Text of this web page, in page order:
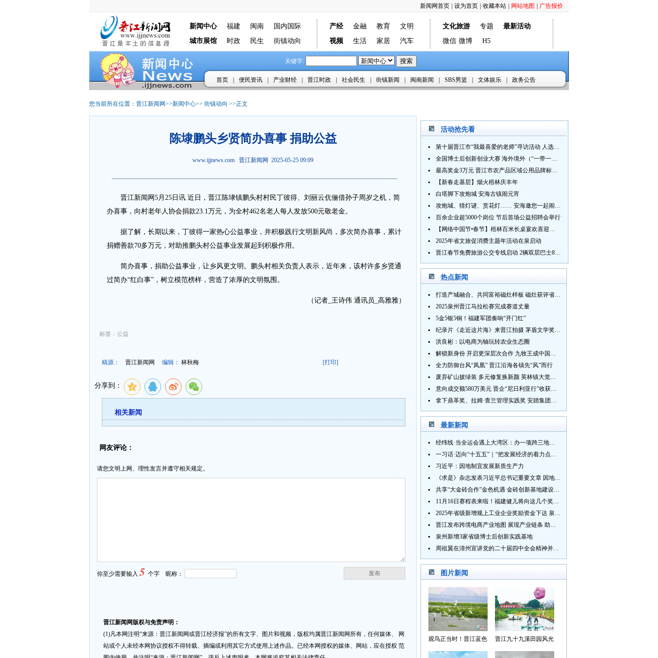
广告报价
网站地图
收藏本站
设为首页
新闻网首页
新闻中心 福建 闽南
国内国际
城市展馆
时政 民生 街镇动向
产经 金融 教育
文明
视频
生活 家居 汽车
文化旅游 专题
最新活动
微信 微博 H5
关键字:
首页 便民资讯 产业财经 晋江时政 社会民生 街镇新闻 闽南新闻 SBS男篮 文体娱乐 政务公告
您当前所在位置： 晋江新闻网>>新闻中心>> 街镇动向 >>正文
陈埭鹏头乡贤简办喜事 捐助公益
www.ijjnews.com 晋江新闻网 2025-05-25 09:09
晋江新闻网5月25日讯 近日，晋江陈埭镇鹏头村村民丁彼得、刘丽云伉俪借孙子周岁之机，简
办喜事，向村老年人协会捐款23.1万元，为全村462名老人每人发放500元敬老金。
据了解，长期以来，丁彼得一家热心公益事业，并积极践行文明新风尚，多次简办喜事，累计
捐赠善款70多万元，对助推鹏头村公益事业发展起到积极作用。
简办喜事，捐助公益事业，让乡风更文明。鹏头村相关负责人表示，近年来，该村许多乡贤通
过简办“红白事”，树立模范榜样，营造了浓厚的文明氛围。
（记者_王诗伟 通讯员_高雅雅）
标签：公益
稿源： 晋江新闻网 编辑： 林秋梅 [打印]
分享到：
相关新闻
网友评论：
请您文明上网、理性发言并遵守相关规定。
发布
你至少需要输入5 个字 昵称：
晋江新闻网版权与免责声明：
(1)凡本网注明“来源：晋江新闻网或晋江经济报”的所有文字、图片和视频，版权均属晋江新闻网所有，任何媒体、 网
站或个人未经本网协议授权不得转载、摘编或利用其它方式使用上述作品。已经本网授权的媒体、网站，应在授权 范
活动抢先看
第十届晋江市“我最喜爱的老师”寻访活动 人选推荐火热进行中 快来“秀”您最喜爱的老师
全国博士后创新创业大赛 海外境外（“一带一路”）赛七大赛道等你来战
最高奖金3万元 晋江市农产品区域公用品牌标识Logo及特色农产品包装设计征集活动正式启动
【新春走基层】烟火梧林庆丰年
白塔脚下攻炮城 安海古镇闹元宵
攻炮城、猜灯谜、赏花灯…… 安海邀您一起闹元宵
百余企业超5000个岗位 节后首场公益招聘会举行
【网络中国节•春节】梧林百米长桌宴欢喜迎新春
2025年省文旅促消费主题年活动在泉启动
晋江春节免费旅游公交专线启动 2辆双层巴士8辆铛铛车带你游
热点新闻
打造产城融合、共同富裕磁灶样板 磁灶获评省级乡村振兴示范乡镇
2025泉州晋江马拉松赛完成赛道丈量
5金5银5铜！福建军团奏响“开门红”
纪录片《走近这片海》来晋江拍摄 茅盾文学奖得主麦家探寻晋江“海海”人生
洪良彬：以电商为轴玩转农业生态圈
解锁新身份 开启更深层次合作 九牧王成中国奥委会官方赞助商
全力防御台风“凤凰” 晋江沿海各镇先“风”而行
废弃矿山披绿装 多元修复换新颜 英林镇大觉山片区废弃矿山生态修复项目通过验收
意向成交额580万美元 晋企“尼日利亚行”收获满满
拿下鼎革奖、拉姆·查兰管理实践奖 安踏集团获企业管理权威奖项
最新新闻
经纬线·当全运会遇上大湾区：办一项跨三地的赛事有多硬核？
一习话·迈向“十五五”｜“把发展经济的着力点放在实体经济上”
习近平：因地制宜发展新质生产力
《求是》杂志发表习近平总书记重要文章 因地制宜发展新质生产力
共享“大金砖合作”金色机遇 金砖创新基地建设成效显著
11月16日赛程表来啦！福建健儿将向这几个奖牌发起冲击→
2025年省级新增规上工业企业奖励资金下达 泉州市获补资金居全省首位
晋江发布跨境电商产业地图 展现产业链条 助力“晋品出海”
泉州新增3家省级博士后创新实践基地
周祖翼在漳州宣讲党的二十届四中全会精神并调研
图片新闻
观鸟正当时！晋江蓝色
晋江九十九溪田园风光